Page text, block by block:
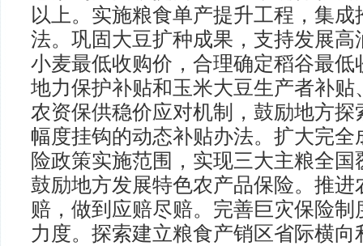
以上。实施粮食单产提升工程，集
法。巩固大豆扩种成果，支持发展
小麦最低收购价，合理确定稻谷最
地力保护补贴和玉米大豆生产者补
农资保供稳价应对机制，鼓励地方
幅度挂钩的动态补贴办法。扩大完
险政策实施范围，实现三大主粮全
鼓励地方发展特色农产品保险。推
赔，做到应赔尽赔。完善巨灾保险
力度。探索建立粮食产销区省际横